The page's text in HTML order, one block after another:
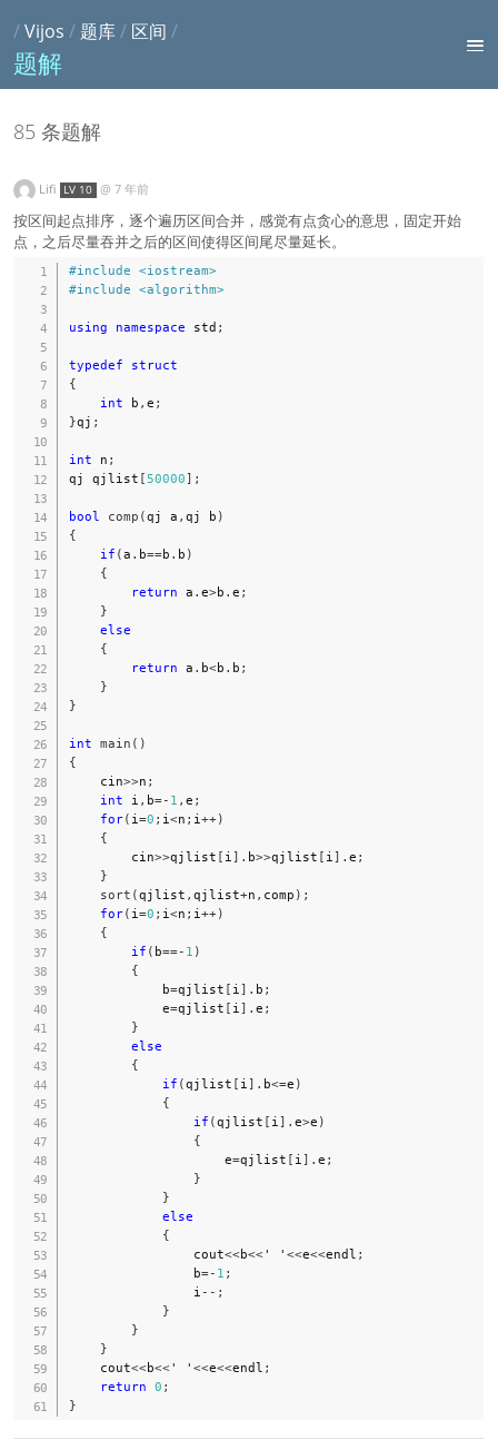
/Vijos / 题库/ 区间 /
题解
85 条题解
Lifi LV 10 @ 7 年前
按区间起点排序，逐个遍历区间合并，感觉有点贪心的意思，固定开始
点，之后尽量吞并之后的区间使得区间尾尽量延长。
#include <iostream>
#include <algorithm>
using namespace std ;
typedef
struct
{
int b , e ;
}qj ;
int n ;
qj qjlist [ 50000] ;
bool comp (qj a , qj b )
{
if (a . b==b . b )
{
return a . e>b . e ;
}
else
{
return a . b<b . b ;
}
}
int main ( )
{
    cin
>>n ;
int i , b=- 1 , e ;
for( i =0 ; i <n ; i ++)
{
        cin
>>qjlist [ i ] . b>>qjlist [ i ] . e ;
}
sort (qjlist , qjlist+n , comp ) ;
for( i =0 ; i <n ; i ++)
{
if ( b==- 1 )
{
            b
=qjlist [ i ] . b ;
            e
=qjlist [ i ] . e ;
}
else
{
if (qjlist [ i ] . b<=e )
{
if (qjlist [ i ] . e>e )
{
                    e
=qjlist [ i ] . e ;
}
}
else
{
                cout
<<b<<' ' <<e<<endl ;
                b
=- 1 ;
                i
-- ;
}
}
}
    cout
<<b<<' ' <<e<<endl ;
return 0 ;
}